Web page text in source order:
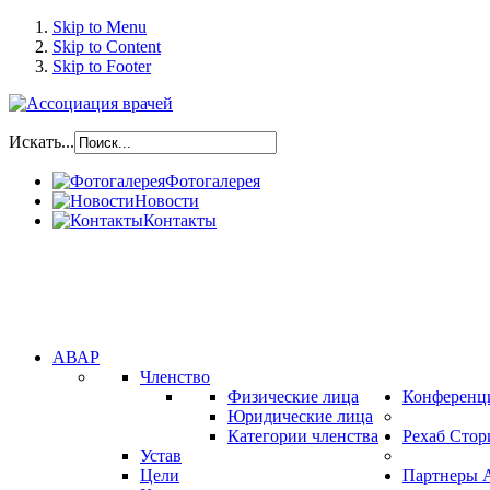
Skip to Menu
Skip to Content
Skip to Footer
Искать...
Фотогалерея
Новости
Контакты
АВАР
Членство
Физические лица
Юридические лица
Категории членства
Устав
Цели
Рехаб
Партнеры